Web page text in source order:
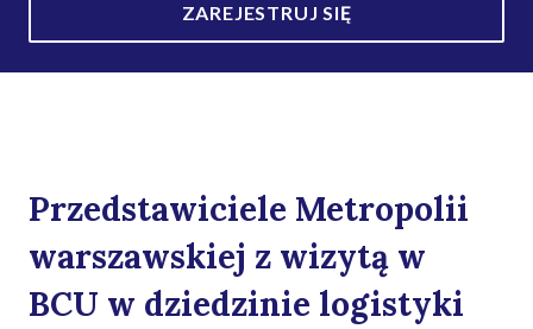
ZAREJESTRUJ SIĘ
Przedstawiciele Metropolii
warszawskiej z wizytą w
BCU w dziedzinie logistyki